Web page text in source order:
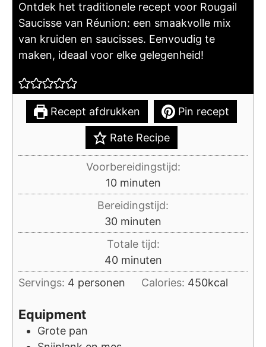
Ontdek het traditionele recept voor Rougail
Saucisse van Réunion: een smaakvolle mix
van kruiden en saucisses. Eenvoudig te
maken, ideaal voor elke gelegenheid!
Recept afdrukken Pin recept
Rate Recipe
Voorbereidingstijd:
10minuten
minuten
Bereidingstijd:
30minuten
minuten
Totale tijd:
40minuten
minuten
Servings: 4 personen Calories: 450kcal
Equipment
Grote pan